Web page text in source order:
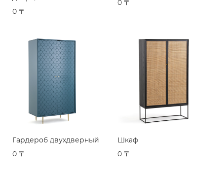
0 〒
0 〒
Гардероб двухдверный
0 〒
Шкаф
0 〒